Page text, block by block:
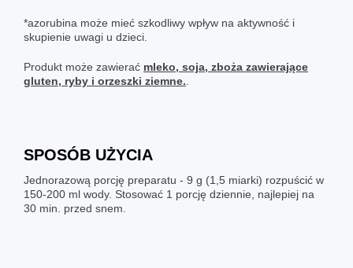
*azorubina może mieć szkodliwy wpływ na aktywność i
skupienie uwagi u dzieci.
Produkt może zawierać mleko, soja, zboża zawierające
gluten, ryby i orzeszki ziemne.
SPOSÓB UŻYCIA
Jednorazową porcję preparatu - 9 g (1,5 miarki) rozpuścić w
150-200 ml wody. Stosować 1 porcję dziennie, najlepiej na
30 min. przed snem.